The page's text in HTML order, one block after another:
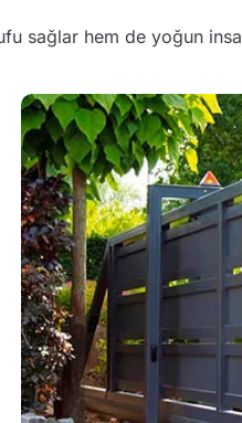
sağlar hem de yoğun